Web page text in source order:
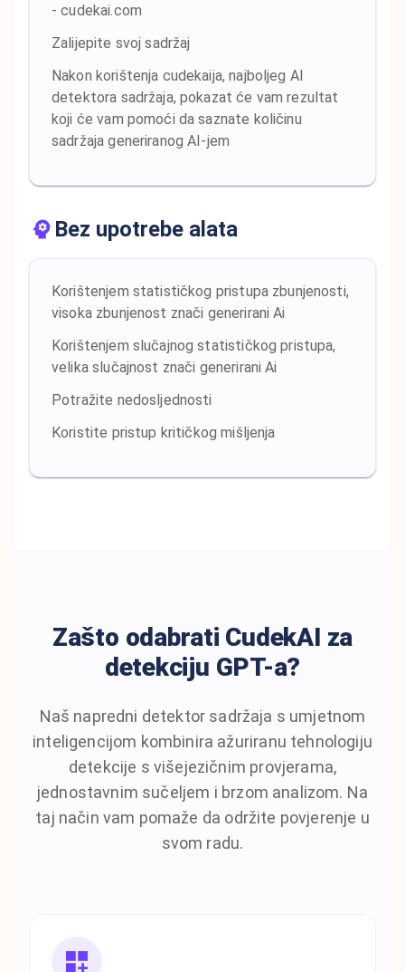
- cudekai.com
Zalijepite svoj sadržaj
Nakon korištenja cudekaija, najboljeg AI
detektora sadržaja, pokazat će vam rezultat
koji će vam pomoći da saznate količinu
sadržaja generiranog AI-jem
Bez upotrebe alata
Korištenjem statističkog pristupa zbunjenosti,
visoka zbunjenost znači generirani Ai
Korištenjem slučajnog statističkog pristupa,
velika slučajnost znači generirani Ai
Potražite nedosljednosti
Koristite pristup kritičkog mišljenja
Zašto odabrati CudekAI za
detekciju GPT-a?
Naš napredni detektor sadržaja s umjetnom
inteligencijom kombinira ažuriranu tehnologiju
detekcije s višejezičnim provjerama,
jednostavnim sučeljem i brzom analizom. Na
taj način vam pomaže da održite povjerenje u
svom radu.